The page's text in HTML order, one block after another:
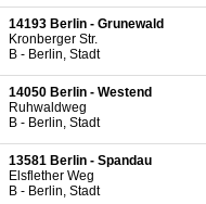
14193 Berlin - Grunewald
Kronberger Str.
B - Berlin, Stadt
14050 Berlin - Westend
Ruhwaldweg
B - Berlin, Stadt
13581 Berlin - Spandau
Elsflether Weg
B - Berlin, Stadt